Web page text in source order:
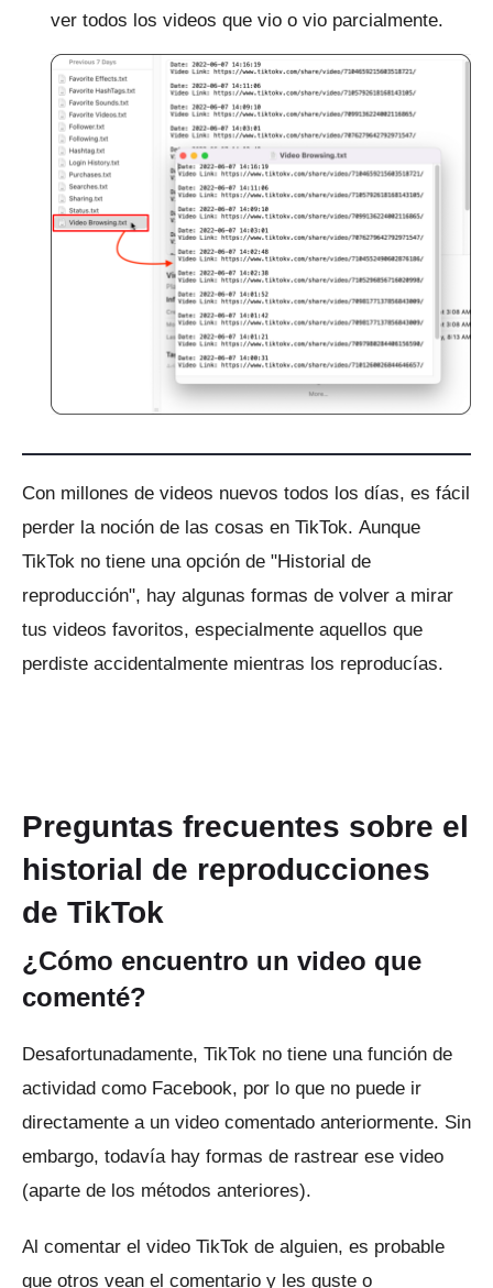
ver todos los videos que vio o vio parcialmente.
Con millones de videos nuevos todos los días, es fácil
perder la noción de las cosas en TikTok. Aunque
TikTok no tiene una opción de "Historial de
reproducción", hay algunas formas de volver a mirar
tus videos favoritos, especialmente aquellos que
perdiste accidentalmente mientras los reproducías.
Preguntas frecuentes sobre el
historial de reproducciones
de TikTok
¿Cómo encuentro un video que
comenté?
Desafortunadamente, TikTok no tiene una función de
actividad como Facebook, por lo que no puede ir
directamente a un video comentado anteriormente. Sin
embargo, todavía hay formas de rastrear ese video
(aparte de los métodos anteriores).
Al comentar el video TikTok de alguien, es probable
que otros vean el comentario y les guste o